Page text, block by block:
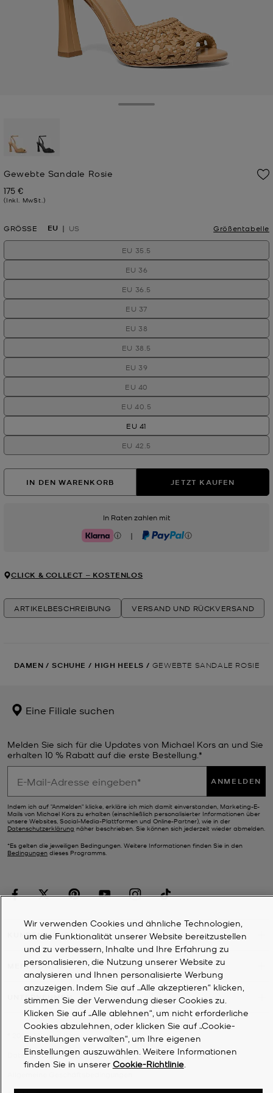
Gewebte Sandale Rosie
Jetzt
175 €
(Inkl. MwSt.)
GRÖSSE EU US Größentabelle
EU 35.5
EU 36
EU 36.5
EU 37
EU 38
EU 38.5
EU 39
EU 40
EU 40.5
EU 41
EU 42.5
IN DEN WARENKORB JETZT KAUFEN
In Raten zahlen mit
Klarna | PayPal
CLICK & COLLECT ‒ KOSTENLOS
ARTIKELBESCHREIBUNG VERSAND UND RÜCKVERSAND
DAMEN / SCHUHE / HIGH HEELS / GEWEBTE SANDALE ROSIE
Eine Filiale suchen
Melden Sie sich für die Updates von Michael Kors an und Sie
erhalten 10 % Rabatt auf die erste Bestellung.*
ANMELDEN
Indem ich auf "Anmelden" klicke, erkläre ich mich damit einverstanden, Marketing-E-
Mails von Michael Kors zu erhalten (einschließlich personalisierter Informationen über
unsere Websites, Social-Media-Plattformen und Online-Partner), wie in der
Datenschutzerklärung näher beschrieben. Sie können sich jederzeit wieder abmelden.
*Es gelten die jeweiligen Bedingungen. Weitere Informationen finden Sie in den
Bedingungen dieses Programms.
KUNDENDIENST
MEIN KONTO
UNTERNEHMEN
2026 Michael Kors
Datenschutzrichtlinie
Wir verwenden Cookies und ähnliche Technologien,
um die Funktionalität unserer Website bereitzustellen
und zu verbessern, Inhalte und Ihre Erfahrung zu
personalisieren, die Nutzung unserer Website zu
analysieren und Ihnen personalisierte Werbung
anzuzeigen. Indem Sie auf „Alle akzeptieren“ klicken,
stimmen Sie der Verwendung dieser Cookies zu.
Klicken Sie auf „Alle ablehnen“, um nicht erforderliche
Cookies abzulehnen, oder klicken Sie auf „Cookie-
Einstellungen verwalten“, um Ihre eigenen
Einstellungen auszuwählen. Weitere Informationen
finden Sie in unserer Cookie-Richtlinie.